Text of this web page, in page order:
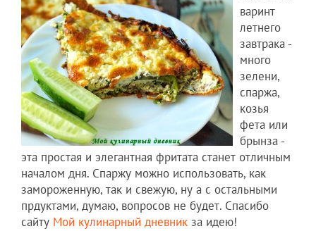
варинт
летнего
завтрака -
много
зелени,
спаржа,
козья
фета или
брынза -
эта простая и элегантная фритата станет отличным
началом дня. Спаржу можно использовать, как
замороженную, так и свежую, ну а с остальными
прдуктами, думаю, вопросов не будет. Спасибо
сайту Мой кулинарный дневник за идею!